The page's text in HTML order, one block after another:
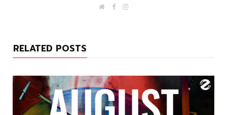
W
F
I
m
RELATED POSTS